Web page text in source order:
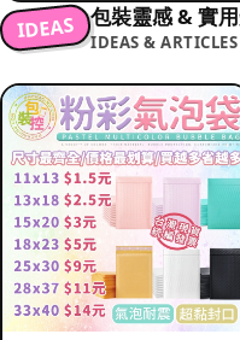
IDEAS 包裝靈感 & 實
IDEAS & ARTICLES